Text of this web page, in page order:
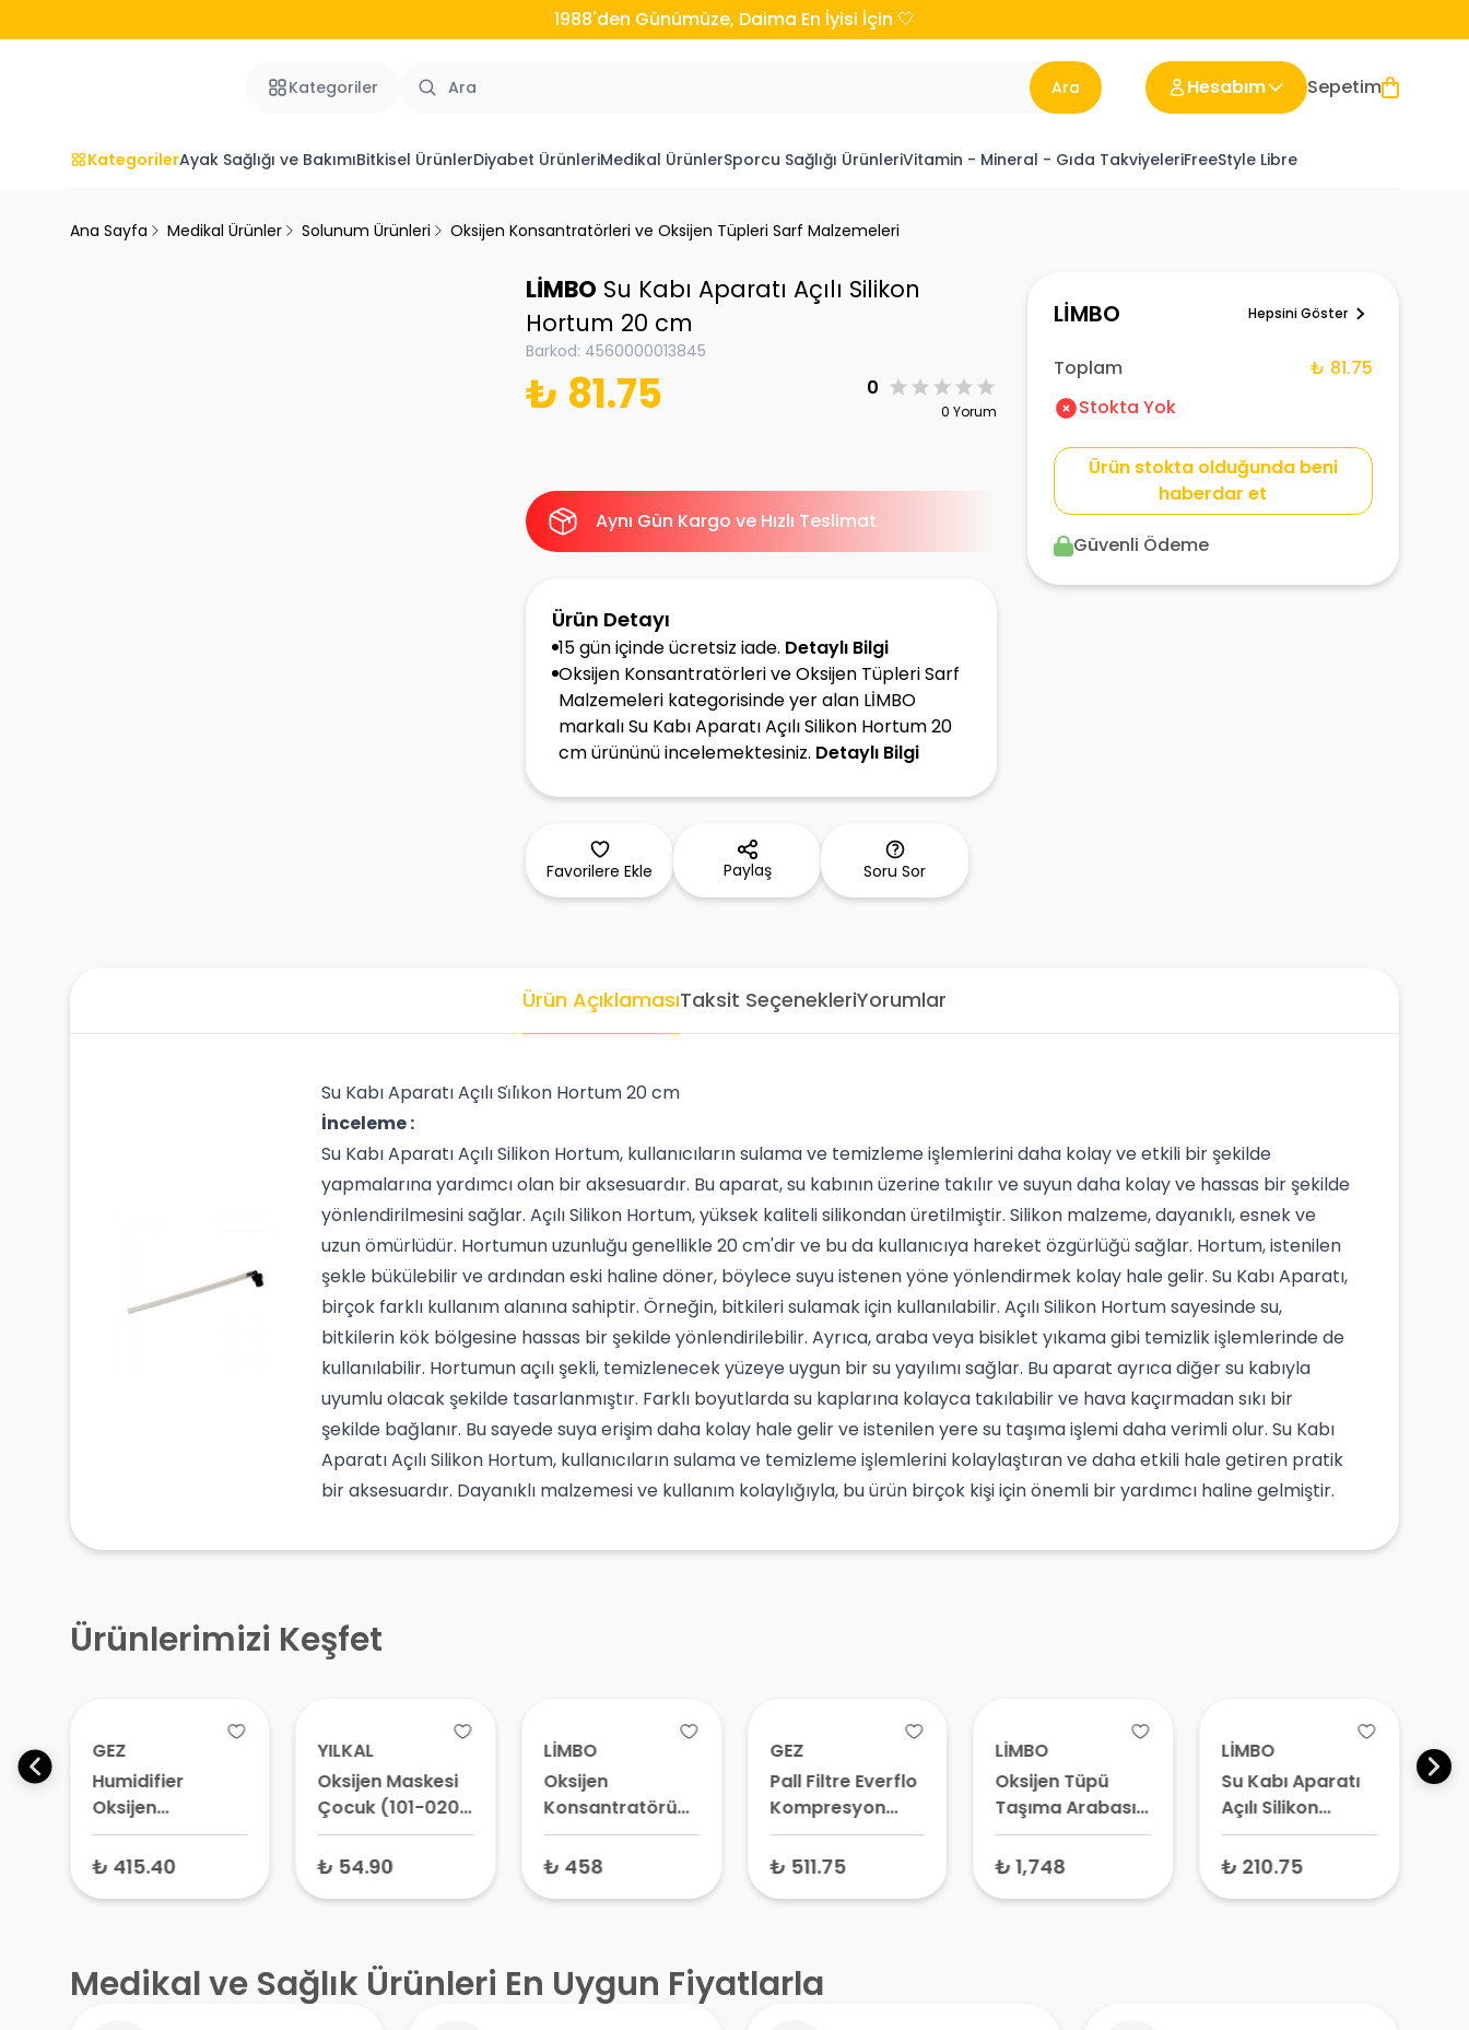
1988'den Günümüze, Daima En İyisi İçin 🤍
Kategoriler Ara Hesabım Sepetim
KategorilerAyak Sağlığı ve BakımıBitkisel ÜrünlerDiyabet ÜrünleriMedikal ÜrünlerSporcu Sağlığı ÜrünleriVitamin - Mineral - Gıda TakviyeleriFreeStyle Libre
Ana Sayfa Medikal Ürünler Solunum Ürünleri Oksijen Konsantratörleri ve Oksijen Tüpleri Sarf Malzemeleri
LİMBO Su Kabı Aparatı Açılı Silikon
Hortum 20 cm
Barkod: 4560000013845
₺ 81.75 0
0 Yorum
Aynı Gün Kargo ve Hızlı Teslimat
Ürün Detayı
15 gün içinde ücretsiz iade. Detaylı Bilgi
Oksijen Konsantratörleri ve Oksijen Tüpleri Sarf
Malzemeleri kategorisinde yer alan LİMBO
markalı Su Kabı Aparatı Açılı Silikon Hortum 20
cm ürününü incelemektesiniz. Detaylı Bilgi
Favorilere Ekle Paylaş Soru Sor
LİMBO Hepsini Göster
Toplam
₺ 81.75
Stokta Yok
Ürün stokta olduğunda beni
haberdar et
Güvenli Ödeme
Ürün AçıklamasıTaksit SeçenekleriYorumlar
Su Kabı Aparatı Açılı Si̇li̇kon Hortum 20 cm
İnceleme :
Su Kabı Aparatı Açılı Silikon Hortum, kullanıcıların sulama ve temizleme işlemlerini daha kolay ve etkili bir şekilde
yapmalarına yardımcı olan bir aksesuardır. Bu aparat, su kabının üzerine takılır ve suyun daha kolay ve hassas bir şekilde
yönlendirilmesini sağlar. Açılı Silikon Hortum, yüksek kaliteli silikondan üretilmiştir. Silikon malzeme, dayanıklı, esnek ve
uzun ömürlüdür. Hortumun uzunluğu genellikle 20 cm'dir ve bu da kullanıcıya hareket özgürlüğü sağlar. Hortum, istenilen
şekle bükülebilir ve ardından eski haline döner, böylece suyu istenen yöne yönlendirmek kolay hale gelir. Su Kabı Aparatı,
birçok farklı kullanım alanına sahiptir. Örneğin, bitkileri sulamak için kullanılabilir. Açılı Silikon Hortum sayesinde su,
bitkilerin kök bölgesine hassas bir şekilde yönlendirilebilir. Ayrıca, araba veya bisiklet yıkama gibi temizlik işlemlerinde de
kullanılabilir. Hortumun açılı şekli, temizlenecek yüzeye uygun bir su yayılımı sağlar. Bu aparat ayrıca diğer su kabıyla
uyumlu olacak şekilde tasarlanmıştır. Farklı boyutlarda su kaplarına kolayca takılabilir ve hava kaçırmadan sıkı bir
şekilde bağlanır. Bu sayede suya erişim daha kolay hale gelir ve istenilen yere su taşıma işlemi daha verimli olur. Su Kabı
Aparatı Açılı Silikon Hortum, kullanıcıların sulama ve temizleme işlemlerini kolaylaştıran ve daha etkili hale getiren pratik
bir aksesuardır. Dayanıklı malzemesi ve kullanım kolaylığıyla, bu ürün birçok kişi için önemli bir yardımcı haline gelmiştir.
Ürünlerimizi Keşfet
GEZ
Humidifier
Oksijen
Konsantratörü
Polikarbon Su
₺ 415.40
YILKAL
Oksijen Maskesi
Çocuk (101-020-
3) – Pediatrik
Solunum
₺ 54.90
LİMBO
Oksijen
Konsantratörü
Pall Filtre
Oxycare GF-
₺ 458
GEZ
Pall Filtre Everflo
Kompresyon
Emiş Filtresi GF-
800
₺ 511.75
LİMBO
Oksijen Tüpü
Taşıma Arabası
10 Litre
₺ 1,748
LİMBO
Su Kabı Aparatı
Açılı Silikon
Hortum 25 cm
₺ 210.75
Medikal ve Sağlık Ürünleri En Uygun Fiyatlarla